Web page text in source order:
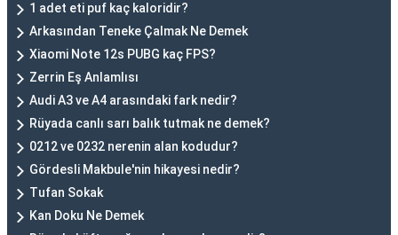
1 adet eti puf kaç kaloridir?
Arkasından Teneke Çalmak Ne Demek
Xiaomi Note 12s PUBG kaç FPS?
Zerrin Eş Anlamlısı
Audi A3 ve A4 arasındaki fark nedir?
Rüyada canlı sarı balık tutmak ne demek?
0212 ve 0232 nerenin alan kodudur?
Gördesli Makbule'nin hikayesi nedir?
Tufan Sokak
Kan Doku Ne Demek